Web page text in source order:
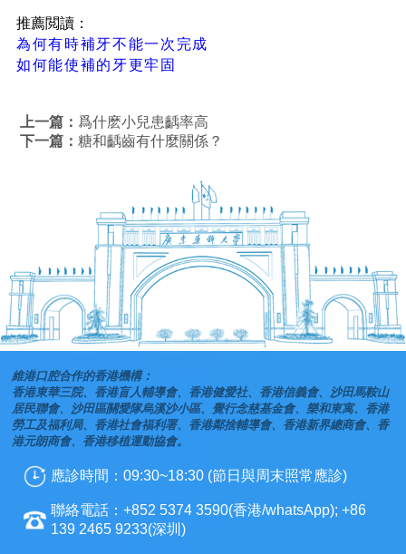
推薦閲讀：
為何有時補牙不能一次完成
如何能使補的牙更牢固
上一篇： 爲什麽小兒患齲率高
下一篇：糖和齲齒有什麼關係？
維港口腔合作的香港機構：
香港東華三院、香港盲人輔導會、香港健愛社、香港信義會、沙田馬鞍山
居民聯會、沙田區關愛隊烏溪沙小區、覺行念慈基金會、樂和東寓、香港
勞工及福利局、香港社會福利署、香港鄰捨輔導會、香港新界總商會、香
港元朗商會、香港移植運動協會。
應診時間：09:30~18:30 (節日與周末照常應診)
聯絡電話：+852 5374 3590(香港/whatsApp); +86
139 2465 9233(深圳)